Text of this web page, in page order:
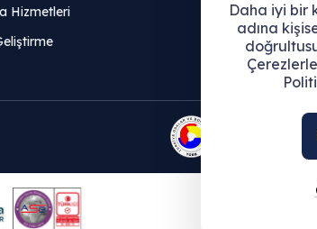
Hizmetleri
Daha iyi bir
adına